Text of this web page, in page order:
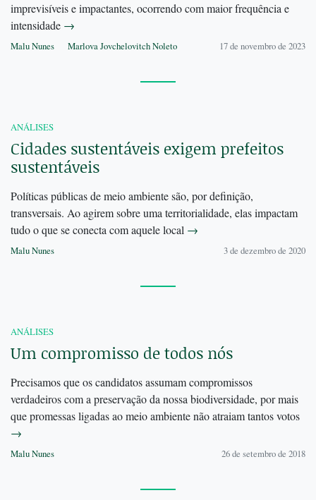
imprevisíveis e impactantes, ocorrendo com maior frequência e
intensidade →
Malu Nunes Marlova Jovchelovitch Noleto 17 de novembro de 2023
ANÁLISES
Cidades sustentáveis exigem prefeitos
sustentáveis
Políticas públicas de meio ambiente são, por definição,
transversais. Ao agirem sobre uma territorialidade, elas impactam
tudo o que se conecta com aquele local →
Malu Nunes 3 de dezembro de 2020
ANÁLISES
Um compromisso de todos nós
Precisamos que os candidatos assumam compromissos
verdadeiros com a preservação da nossa biodiversidade, por mais
que promessas ligadas ao meio ambiente não atraiam tantos votos
→
Malu Nunes 26 de setembro de 2018